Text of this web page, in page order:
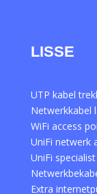
LISSE
UTP kabel
Netwerkkabel
WiFi access
UniFi netwerk
UniFi
Extra